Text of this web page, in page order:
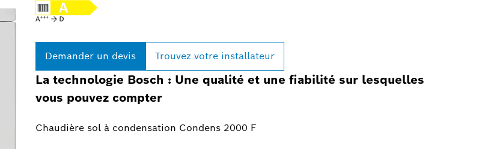
Demander un devis Trouvez votre installateur
La technologie Bosch : Une qualité et une fiabilité sur lesquelles
vous pouvez compter
Chaudière sol à condensation Condens 2000 F